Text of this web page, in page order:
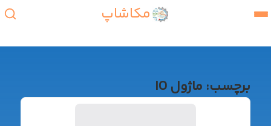
مکاشاپ
برچسب: ماژول IO